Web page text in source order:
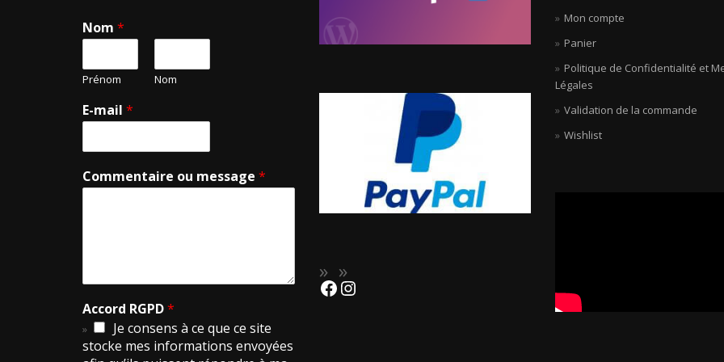
Nom *
Prénom Nom
E-mail *
Commentaire ou message *
Accord RGPD*
Je consens à ce que ce site
stocke mes informations envoyées
Mon compte
Panier
Politique de Confidentialité et
Légales
Validation de la commande
Wishlist